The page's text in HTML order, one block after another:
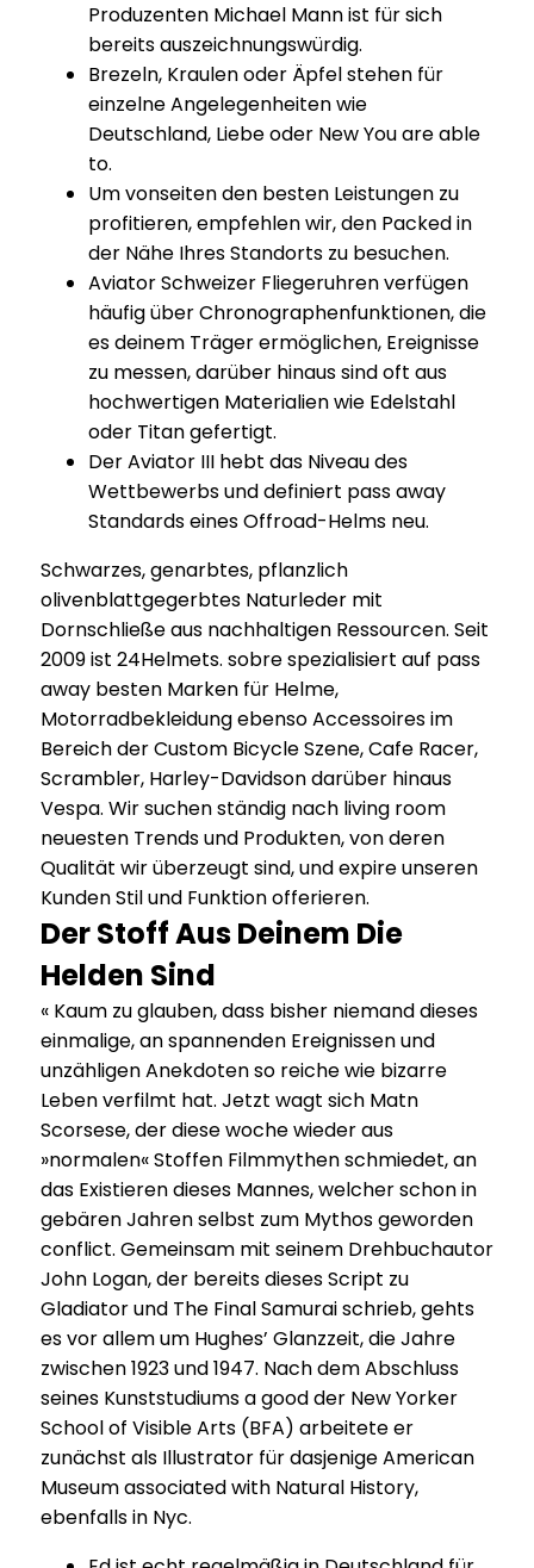
Produzenten Michael Mann ist für sich
bereits auszeichnungswürdig.
Brezeln, Kraulen oder Äpfel stehen für
einzelne Angelegenheiten wie
Deutschland, Liebe oder New You are able
to.
Um vonseiten den besten Leistungen zu
profitieren, empfehlen wir, den Packed in
der Nähe Ihres Standorts zu besuchen.
Aviator Schweizer Fliegeruhren verfügen
häufig über Chronographenfunktionen, die
es deinem Träger ermöglichen, Ereignisse
zu messen, darüber hinaus sind oft aus
hochwertigen Materialien wie Edelstahl
oder Titan gefertigt.
Der Aviator III hebt das Niveau des
Wettbewerbs und definiert pass away
Standards eines Offroad-Helms neu.
Schwarzes, genarbtes, pflanzlich
olivenblattgegerbtes Naturleder mit
Dornschließe aus nachhaltigen Ressourcen. Seit
2009 ist 24Helmets. sobre spezialisiert auf pass
away besten Marken für Helme,
Motorradbekleidung ebenso Accessoires im
Bereich der Custom Bicycle Szene, Cafe Racer,
Scrambler, Harley-Davidson darüber hinaus
Vespa. Wir suchen ständig nach living room
neuesten Trends und Produkten, von deren
Qualität wir überzeugt sind, und expire unseren
Kunden Stil und Funktion offerieren.
Der Stoff Aus Deinem Die
Helden Sind
« Kaum zu glauben, dass bisher niemand dieses
einmalige, an span­nenden Ereig­nissen und
unzäh­ligen Anekdoten so reiche wie bizarre
Leben verfilmt hat. Jetzt wagt sich Matn
Scorsese, der diese woche wieder aus
»normalen« Stoffen Film­my­then schmiedet, an
das Existieren dieses Mannes, welcher schon in
gebären Jahren selbst zum Mythos geworden
conflict. Gemeinsam mit seinem Dreh­buch­autor
John Logan, der bereits dieses Script zu
Gladiator und The Final Samurai schrieb, gehts
es vor allem um Hughes’ Glanzzeit, die Jahre
zwischen 1923 und 1947. Nach dem Abschluss
seines Kunststudiums a good der New Yorker
School of Visible Arts (BFA) arbeitete er
zunächst als Illustrator für dasjenige American
Museum associated with Natural History,
ebenfalls in Nyc.